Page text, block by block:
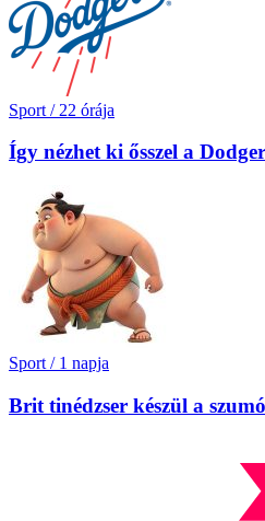
Sport / 22 órája
Így nézhet ki ősszel a
Sport / 1 napja
Brit tinédzser készül a